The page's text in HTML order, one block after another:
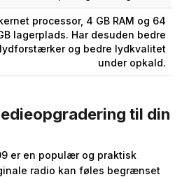
processor, 4 GB RAM og 64
lagerplads. Har desuden bedre
lydforstærker og bedre lydkvalitet
under opkald.
til din
er en populær og praktisk
radio kan føles begrænset